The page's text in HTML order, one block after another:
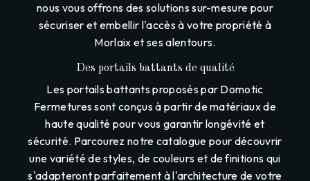
nous vous offrons des solutions sur-mesure pour
sécuriser et embellir l'accès à votre propriété à
Morlaix et ses alentours.
Des portails battants de qualité
Les portails battants proposés par Domotic
Fermetures sont conçus à partir de matériaux de
haute qualité pour vous garantir longévité et
sécurité. Parcourez notre catalogue pour découvrir
une variété de styles, de couleurs et de finitions qui
s'adapteront parfaitement à l'architecture de votre